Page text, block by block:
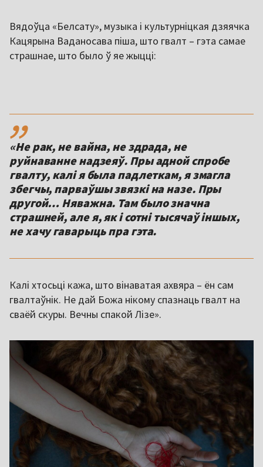
Вядоўца «Белсату», музыка і культурніцкая дзяячка
Кацярына Ваданосава піша, што гвалт – гэта самае
страшнае, што было ў яе жыцці:
,,
«Не рак, не вайна, не здрада, не
руйнаванне надзеяў. Пры адной спробе
гвалту, калі я была падлеткам, я змагла
збегчы, парваўшы звязкі на назе. Пры
другой… Няважна. Там было значна
страшней, але я, як і сотні тысячаў іншых,
не хачу гаварыць пра гэта.
Калі хтосьці кажа, што вінаватая ахвяра – ён сам
гвалтаўнік. Не дай Божа нікому спазнаць гвалт на
сваёй скуры. Вечны спакой Лізе».